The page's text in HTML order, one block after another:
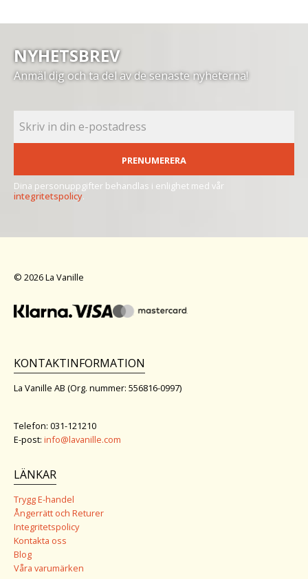
NYHETSBREV
Anmäl dig och ta del av de senaste nyheterna!
PRENUMERERA
Dina personuppgifter behandlas i enlighet med vår
integritetspolicy.
© 2026 La Vanille
KONTAKTINFORMATION
La Vanille AB (Org. nummer: 556816-0997)
Telefon: 031-121210
E-post: info@lavanille.com
LÄNKAR
Trygg E-handel
Ångerrätt och Returer
Integritetspolicy
Kontakta oss
Blog
Våra varumärken